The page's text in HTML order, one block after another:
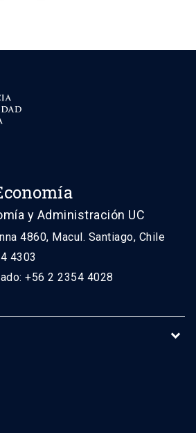
y Administración UC
4860, Macul. Santiago, Chile
4303
+56 2 2354 4028